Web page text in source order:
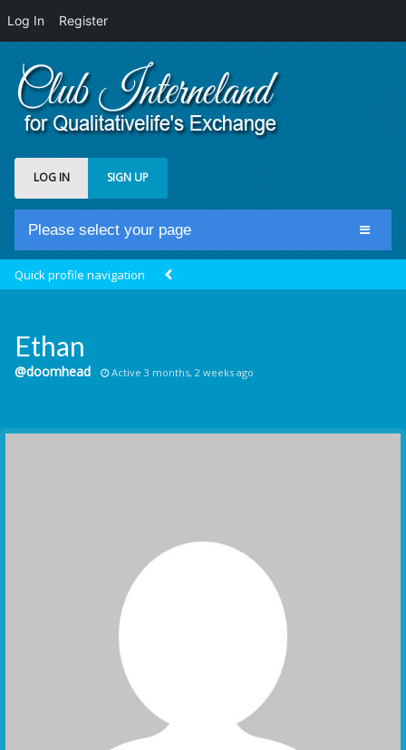
Log In Register
LOG IN SIGN UP
Please select your page
Groups
Communication Point
Quick profile navigation
Ethan
@doomhead Active 3 months, 2 weeks ago